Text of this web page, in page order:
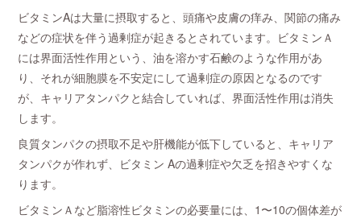
ビタミンAは大量に摂取すると、頭痛や皮膚の痒み、関節の痛み
などの症状を伴う過剰症が起きるとされています。ビタミンＡ
には界面活性作用という、油を溶かす石鹸のような作用があ
り、それが細胞膜を不安定にして過剰症の原因となるのです
が、キャリアタンパクと結合していれば、界面活性作用は消失
します。
良質タンパクの摂取不足や肝機能が低下していると、キャリア
タンパクが作れず、ビタミン Aの過剰症や欠乏を招きやすくな
ります。
ビタミンＡなど脂溶性ビタミンの必要量には、1〜10の個体差が